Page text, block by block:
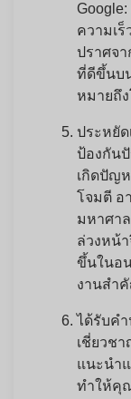
Google:
ความเ
ปราศจ
ที่ดีขึ้นบน
หมายถึ
ประหยัด
ป้องกัน
เกิดปัญ
โจมตี อ
มหาศา
ล่วงหน้
ขึ้นในอ
งานสำ
ได้รับค
เชี่ยวช
แนะนำ
ทำให้คุ